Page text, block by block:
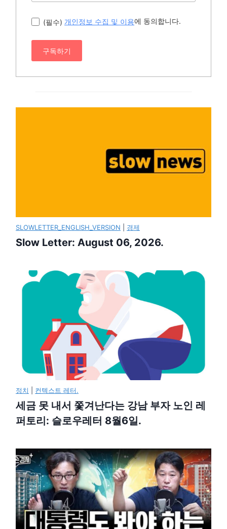
(필수) 개인정보 수집 및 이용에 동의합니다.
구독하기
SLOWLETTER_ENGLISH_VERSION 경제
Slow Letter: August 06, 2026.
정치 컨텍스트 레터.
세금 못 내서 쫓겨난다는 강남 부자 노인 레
퍼토리: 슬로우레터 8월6일.